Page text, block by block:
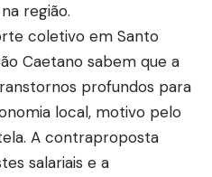
região.
coletivo em Santo
Caetano sabem que a
profundos para
local, motivo pelo
A contraproposta
salariais e a